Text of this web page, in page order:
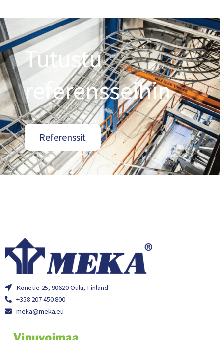
Tutustu
referensseihin
Referenssit
Konetie 25, 90620 Oulu, Finland
+358 207 450 800
meka@meka.eu